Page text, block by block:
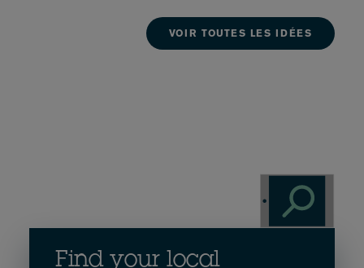
VOIR TOUTES LES IDÉES
Find your local